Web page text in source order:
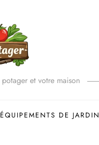
et votre maison
DE JARDIN